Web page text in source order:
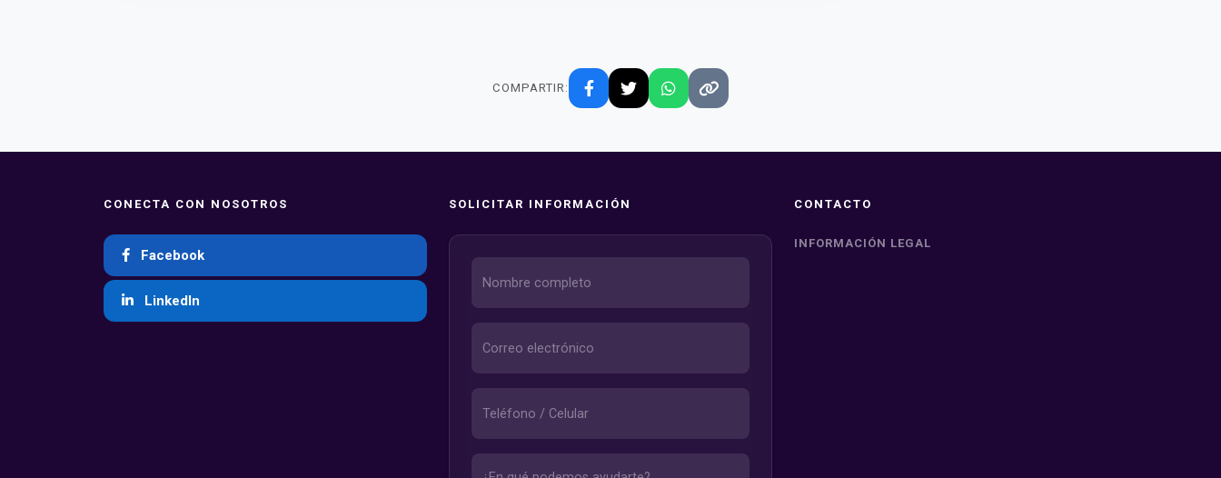
COMPARTIR:
CONECTA CON NOSOTROS
Facebook
LinkedIn
SOLICITAR INFORMACIÓN CONTACTO
INFORMACIÓN LEGAL